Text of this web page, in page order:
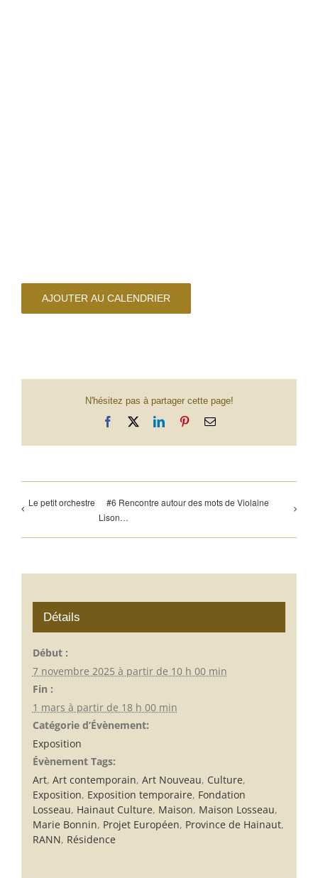
AJOUTER AU CALENDRIER
N'hésitez pas à partager cette page!
Facebook LinkedInPinterestEmail
Le petit orchestre
#6 Rencontre autour des mots de Violaine
Lison…
Détails
Début :
7 novembre 2025 à partir de 10 h 00 min
Fin :
1 mars à partir de 18 h 00 min
Catégorie d’Évènement:
Exposition
Évènement Tags:
Art, Art contemporain, Art Nouveau, Culture,
Exposition, Exposition temporaire, Fondation
Losseau, Hainaut Culture, Maison, Maison Losseau,
Marie Bonnin, Projet Européen, Province de Hainaut,
RANN, Résidence